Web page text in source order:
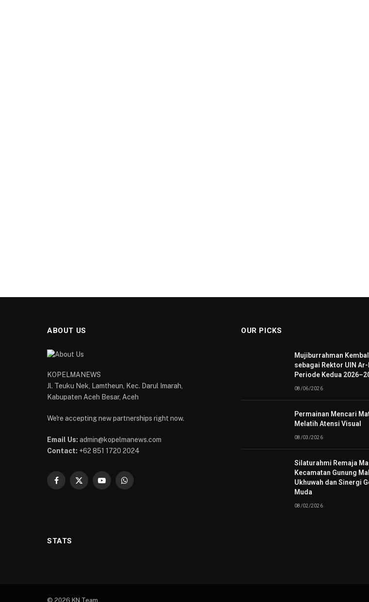
ABOUT US
KOPELMANEWS
Jl. Teuku Nek, Lamtheun, Kec. Darul Imarah,
Kabupaten Aceh Besar, Aceh
We're accepting new partnerships right now.
Email Us: admin@kopelmanews.com
Contact: +62 851 1720 2024
Facebook
X
YouTubeWhatsApp
OUR PICKS
Mujiburrahman
sebagai Rektor UIN
Periode Kedua
08/06/2026
Permainan Mencari
Melatih Atensi Visual
08/03/2026
Silaturahmi Remaja
Kecamatan Gunung
Ukhuwah dan Sinergi
Muda
08/02/2026
STATS
© 2026 KN Team